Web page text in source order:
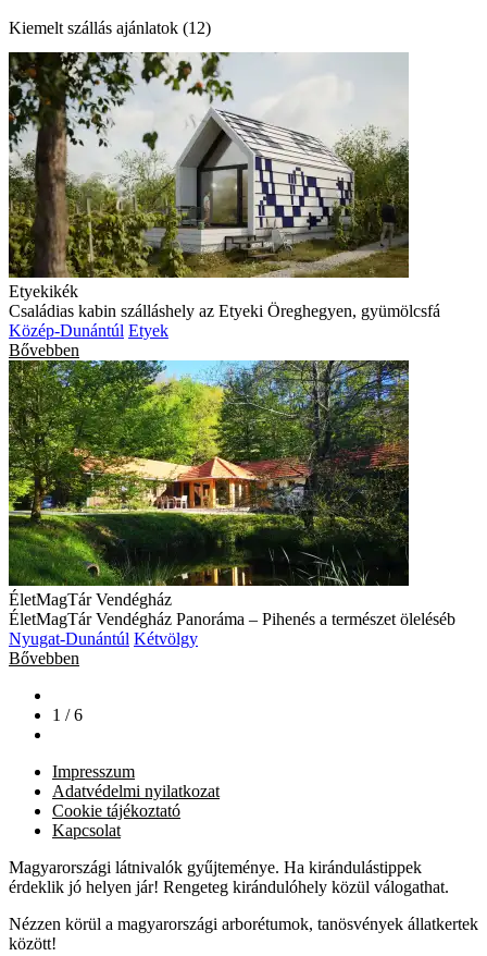
Kiemelt szállás ajánlatok (12)
Etyekikék
Családias kabin szálláshely az Etyeki Öreghegyen, gyümölcsfá
Közép-Dunántúl Etyek
Bővebben
ÉletMagTár Vendégház
ÉletMagTár Vendégház Panoráma – Pihenés a természet öleléséb
Nyugat-Dunántúl Kétvölgy
Bővebben
1 / 6
Impresszum
Adatvédelmi nyilatkozat
Cookie tájékoztató
Kapcsolat
Magyarországi látnivalók gyűjteménye. Ha kirándulástippek
érdeklik jó helyen jár! Rengeteg kirándulóhely közül válogathat.
Nézzen körül a magyarországi arborétumok, tanösvények állatkertek
között!